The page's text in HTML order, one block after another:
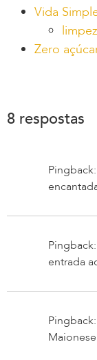
Vida
Zero
8 respostas
entrada